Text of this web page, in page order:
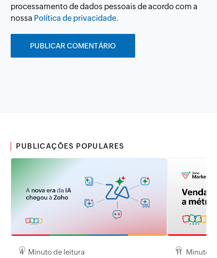
processamento de dados pessoais de acordo com a
nossa Política de privacidade.
PUBLICAÇÕES POPULARES
4 Minuto de leitura 11 Minuto